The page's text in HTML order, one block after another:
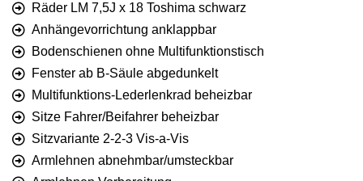
Räder LM 7,5J x 18 Toshima schwarz
Anhängevorrichtung anklappbar
Bodenschienen ohne Multifunktionstisch
Fenster ab B-Säule abgedunkelt
Multifunktions-Lederlenkrad beheizbar
Sitze Fahrer/Beifahrer beheizbar
Sitzvariante 2-2-3 Vis-a-Vis
Armlehnen abnehmbar/umsteckbar